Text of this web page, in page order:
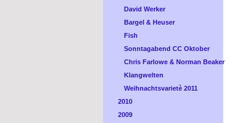
David Werker
Bargel & Heuser
Fish
Sonntagabend CC Oktober
Chris Farlowe & Norman Beaker
Klangwelten
Weihnachtsvarietè 2011
2010
2009